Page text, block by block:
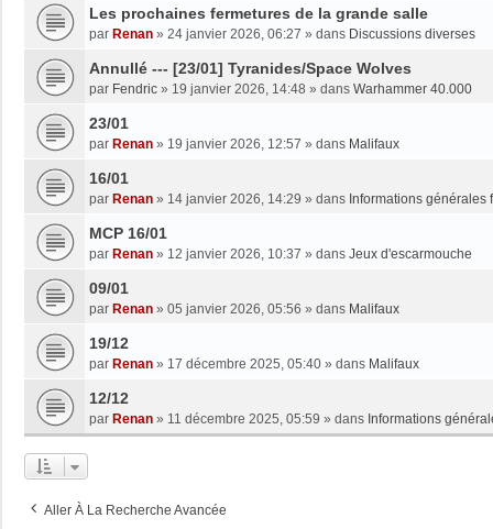
Les prochaines fermetures de la grande salle
par Renan » 24 janvier 2026, 06:27 » dans Discussions diverses
Annullé --- [23/01] Tyranides/Space Wolves
par Fendric » 19 janvier 2026, 14:48 » dans Warhammer 40.000
23/01
par Renan » 19 janvier 2026, 12:57 » dans Malifaux
16/01
par Renan » 14 janvier 2026, 14:29 » dans Informations générales
MCP 16/01
par Renan » 12 janvier 2026, 10:37 » dans Jeux d'escarmouche
09/01
par Renan » 05 janvier 2026, 05:56 » dans Malifaux
19/12
par Renan » 17 décembre 2025, 05:40 » dans Malifaux
12/12
par Renan » 11 décembre 2025, 05:59 » dans Informations
Aller À La Recherche Avancée